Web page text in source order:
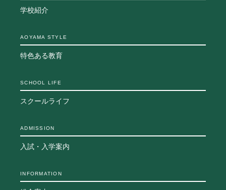
学校紹介
AOYAMA STYLE
特色ある教育
SCHOOL LIFE
スクールライフ
ADMISSION
入試・入学案内
INFORMATION